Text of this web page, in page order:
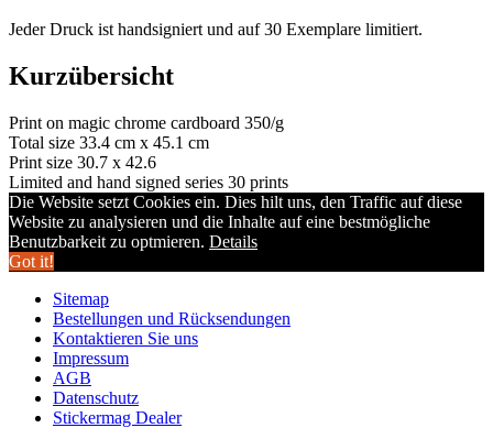
Jeder Druck ist handsigniert und auf 30 Exemplare limitiert.
Kurzübersicht
Print on magic chrome cardboard 350/g
Total size 33.4 cm x 45.1 cm
Print size 30.7 x 42.6
Limited and hand signed series 30 prints
Die Website setzt Cookies ein. Dies hilt uns, den Traffic auf diese
Website zu analysieren und die Inhalte auf eine bestmögliche
Benutzbarkeit zu optmieren. Details
Got it!
Sitemap
Bestellungen und Rücksendungen
Kontaktieren Sie uns
Impressum
AGB
Datenschutz
Stickermag Dealer